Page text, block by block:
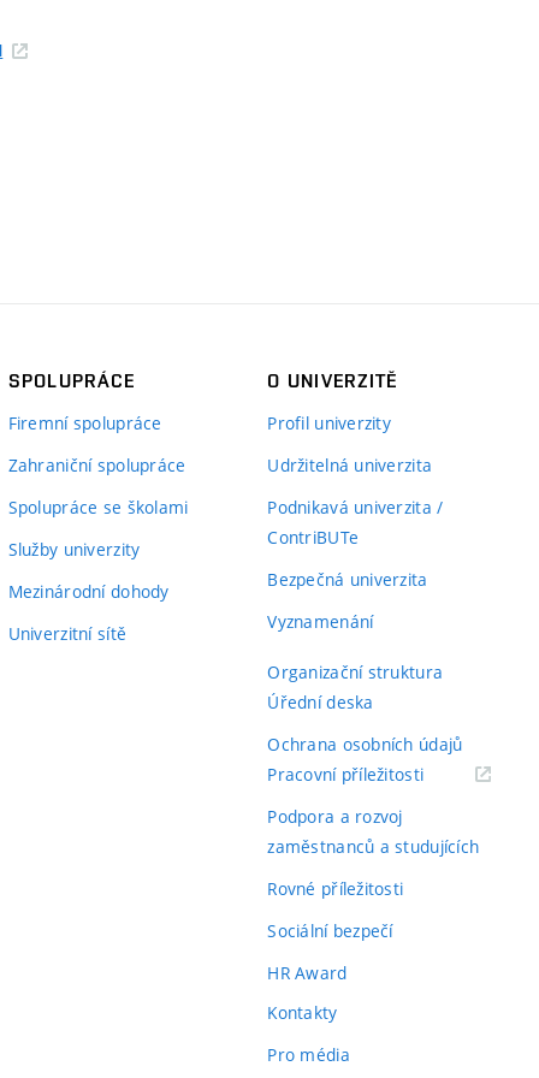
SPOLUPRÁCE
Firemní spolupráce
Zahraniční spolupráce
Spolupráce se školami
Služby univerzity
Mezinárodní dohody
Univerzitní sítě
O UNIVERZITĚ
Profil univerzity
Udržitelná univerzita
Podnikavá univerzita /
ContriBUTe
Bezpečná univerzita
Vyznamenání
Organizační struktura
Úřední deska
Ochrana osobních údajů
Pracovní příležitosti(externí
Podpora a rozvoj
zaměstnanců a studujících
Rovné příležitosti
Sociální bezpečí
HR Award
Kontakty
Pro média